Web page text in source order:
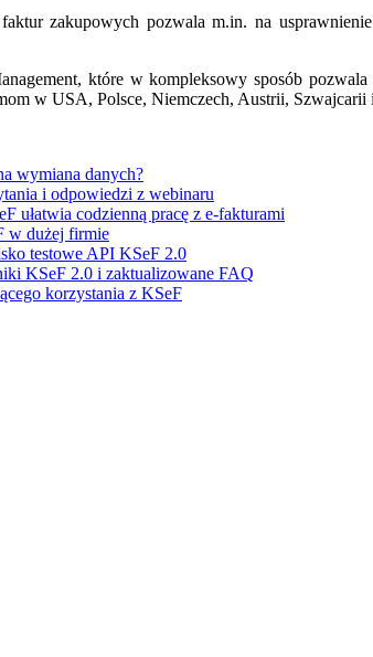
zakupowych pozwala m.in. na
które w kompleksowy sposób
w USA, Polsce, Niemczech, Austrii,
wymiana danych?
i odpowiedzi z webinaru
ułatwia codzienną pracę z e-fakturami
w dużej firmie
testowe API KSeF 2.0
KSeF 2.0 i zaktualizowane FAQ
korzystania z KSeF